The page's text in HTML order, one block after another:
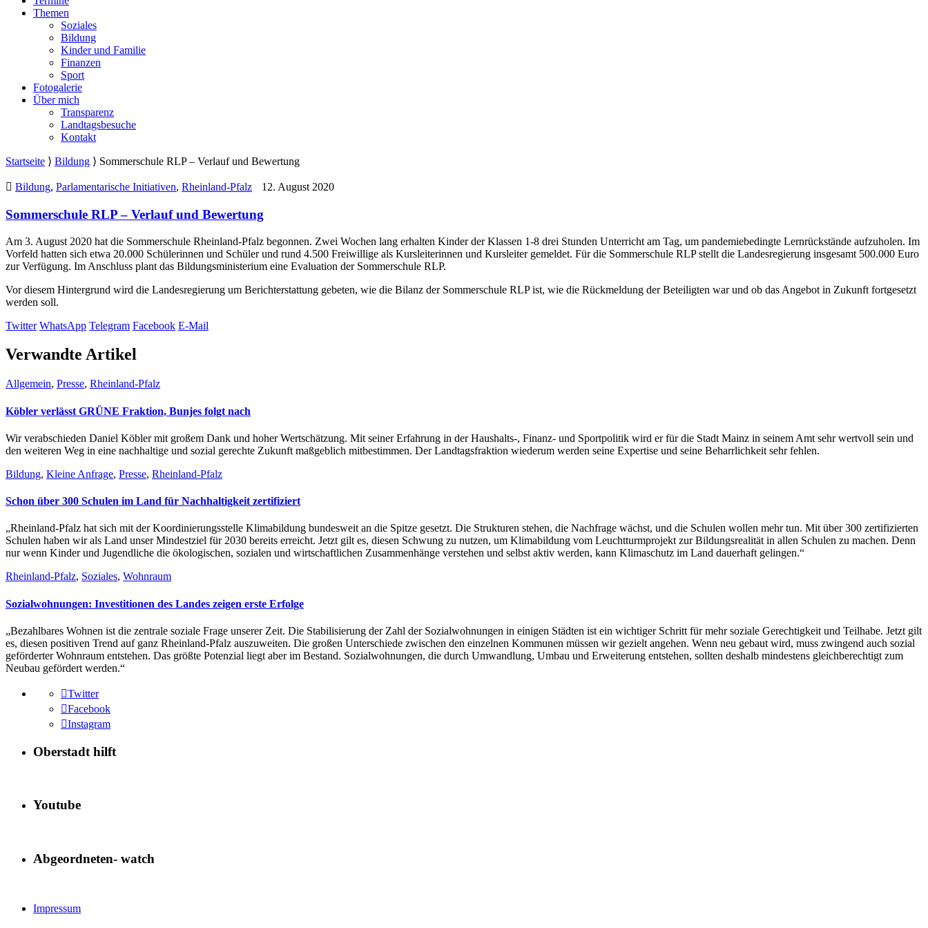
Themen
Soziales
Bildung
Kinder und Familie
Finanzen
Sport
Fotogalerie
Über mich
Transparenz
Landtagsbesuche
Kontakt
Startseite ⟩ Bildung ⟩ Sommerschule RLP – Verlauf und Bewertung
Bildung, Parlamentarische Initiativen, Rheinland-Pfalz 12. August 2020
Sommerschule RLP – Verlauf und Bewertung
Am 3. August 2020 hat die Sommerschule Rheinland-Pfalz begonnen. Zwei Wochen lang erhalten Kinder der Klassen 1-8 drei Stunden Unterricht am Tag, um pandemiebedingte Lernrückstände aufzuholen. Im
Vorfeld hatten sich etwa 20.000 Schülerinnen und Schüler und rund 4.500 Freiwillige als Kursleiterinnen und Kursleiter gemeldet. Für die Sommerschule RLP stellt die Landesregierung insgesamt 500.000 Euro
zur Verfügung. Im Anschluss plant das Bildungsministerium eine Evaluation der Sommerschule RLP.
Vor diesem Hintergrund wird die Landesregierung um Berichterstattung gebeten, wie die Bilanz der Sommerschule RLP ist, wie die Rückmeldung der Beteiligten war und ob das Angebot in Zukunft fortgesetzt
werden soll.
Twitter WhatsApp Telegram Facebook E-Mail
Verwandte Artikel
Allgemein, Presse, Rheinland-Pfalz
Köbler verlässt GRÜNE Fraktion, Bunjes folgt nach
Wir verabschieden Daniel Köbler mit großem Dank und hoher Wertschätzung. Mit seiner Erfahrung in der Haushalts-, Finanz- und Sportpolitik wird er für die Stadt Mainz in seinem Amt sehr wertvoll sein und
den weiteren Weg in eine nachhaltige und sozial gerechte Zukunft maßgeblich mitbestimmen. Der Landtagsfraktion wiederum werden seine Expertise und seine Beharrlichkeit sehr fehlen.
Bildung, Kleine Anfrage, Presse, Rheinland-Pfalz
Schon über 300 Schulen im Land für Nachhaltigkeit zertifiziert
„Rheinland-Pfalz hat sich mit der Koordinierungsstelle Klimabildung bundesweit an die Spitze gesetzt. Die Strukturen stehen, die Nachfrage wächst, und die Schulen wollen mehr tun. Mit über 300 zertifizierten
Schulen haben wir als Land unser Mindestziel für 2030 bereits erreicht. Jetzt gilt es, diesen Schwung zu nutzen, um Klimabildung vom Leuchtturmprojekt zur Bildungsrealität in allen Schulen zu machen. Denn
nur wenn Kinder und Jugendliche die ökologischen, sozialen und wirtschaftlichen Zusammenhänge verstehen und selbst aktiv werden, kann Klimaschutz im Land dauerhaft gelingen.“
Rheinland-Pfalz, Soziales, Wohnraum
Sozialwohnungen: Investitionen des Landes zeigen erste Erfolge
„Bezahlbares Wohnen ist die zentrale soziale Frage unserer Zeit. Die Stabilisierung der Zahl der Sozialwohnungen in einigen Städten ist ein wichtiger Schritt für mehr soziale Gerechtigkeit und Teilhabe. Jetzt gilt
es, diesen positiven Trend auf ganz Rheinland-Pfalz auszuweiten. Die großen Unterschiede zwischen den einzelnen Kommunen müssen wir gezielt angehen. Wenn neu gebaut wird, muss zwingend auch sozial
geförderter Wohnraum entstehen. Das größte Potenzial liegt aber im Bestand. Sozialwohnungen, die durch Umwandlung, Umbau und Erweiterung entstehen, sollten deshalb mindestens gleichberechtigt zum
Neubau gefördert werden.“
Twitter
Facebook
Instagram
Oberstadt hilft
Youtube
Abgeordneten- watch
Impressum